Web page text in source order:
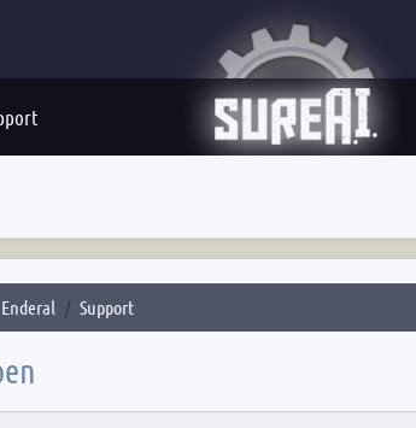
Enderal Support